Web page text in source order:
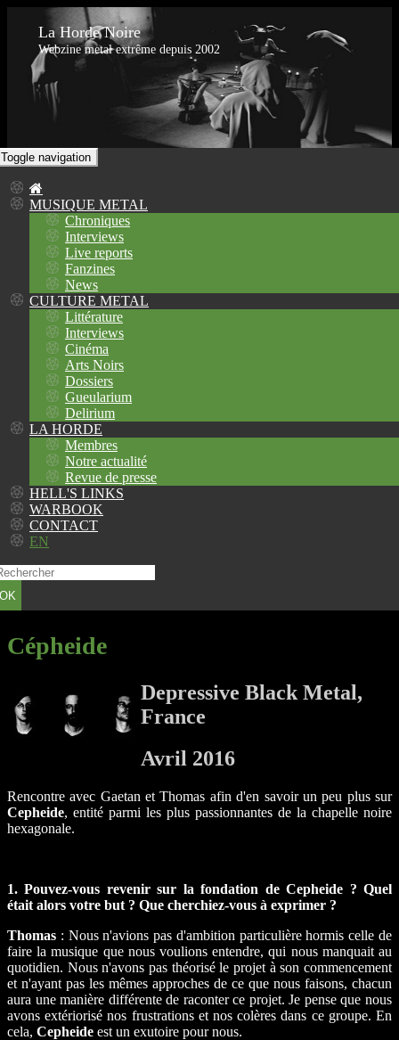
La Horde Noire
Webzine metal extrême depuis 2002
Toggle navigation
MUSIQUE METAL
Chroniques
Interviews
Live reports
Fanzines
News
CULTURE METAL
Littérature
Interviews
Cinéma
Arts Noirs
Dossiers
Gueularium
Delirium
LA HORDE
Membres
Notre actualité
Revue de presse
HELL'S LINKS
WARBOOK
CONTACT
EN
OK
Cépheide
Depressive Black Metal,
France
Avril 2016
Rencontre avec Gaetan et Thomas afin d'en savoir un peu plus sur
Cepheide, entité parmi les plus passionnantes de la chapelle noire
hexagonale.
1. Pouvez-vous revenir sur la fondation de Cepheide ? Quel
était alors votre but ? Que cherchiez-vous à exprimer ?
Thomas : Nous n'avions pas d'ambition particulière hormis celle de
faire la musique que nous voulions entendre, qui nous manquait au
quotidien. Nous n'avons pas théorisé le projet à son commencement
et n'ayant pas les mêmes approches de ce que nous faisons, chacun
aura une manière différente de raconter ce projet. Je pense que nous
avons extériorisé nos frustrations et nos colères dans ce groupe. En
cela, Cepheide est un exutoire pour nous.